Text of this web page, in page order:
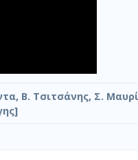
Β. Τσιτσάνης, Σ.